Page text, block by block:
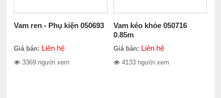
Vam ren - Phụ kiện 050693
Giá bán: Liên hệ
3369 người xem
Vam kéo khỏe 050716
0.85m
Giá bán: Liên hệ
4133 người xem